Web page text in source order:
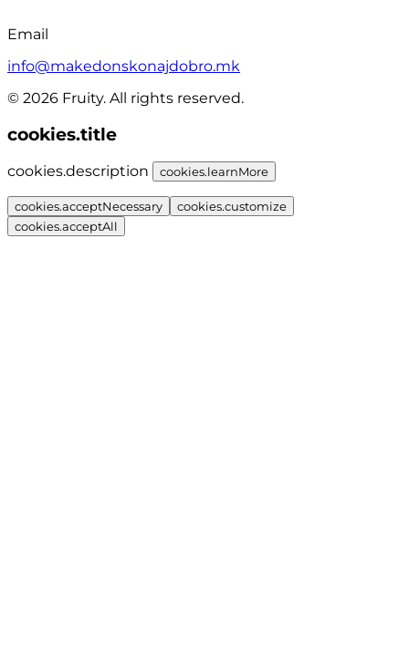
Email
info@makedonskonajdobro.mk
© 2026 Fruity. All rights reserved.
cookies.title
cookies.description cookies.learnMore
cookies.acceptNecessary
cookies.customize
cookies.acceptAll